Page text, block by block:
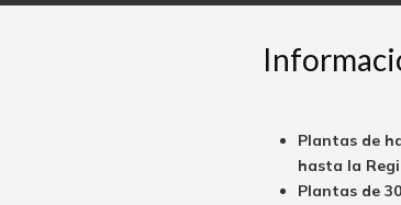
Plantas de
hasta la
Plantas de